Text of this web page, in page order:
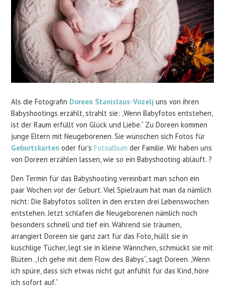
Als die Fotografin Doreen Stanislaus-Vozelj uns von ihren
Babyshootings erzählt, strahlt sie: „Wenn Babyfotos entstehen,
ist der Raum erfüllt von Glück und Liebe.“ Zu Doreen kommen
junge Eltern mit Neugeborenen. Sie wünschen sich Fotos für
Geburtskarten oder für’sFotoalbum der Familie. Wir haben uns
von Doreen erzählen lassen, wie so ein Babyshooting abläuft. ?
Den Termin für das Babyshooting vereinbart man schon ein
paar Wochen vor der Geburt. Viel Spielraum hat man da nämlich
nicht: Die Babyfotos sollten in den ersten drei Lebenswochen
entstehen. Jetzt schlafen die Neugeborenen nämlich noch
besonders schnell und tief ein. Während sie träumen,
arrangiert Doreen sie ganz zart für das Foto, hüllt sie in
kuschlige Tücher, legt sie in kleine Wännchen, schmückt sie mit
Blüten. „Ich gehe mit dem Flow des Babys“, sagt Doreen. „Wenn
ich spüre, dass sich etwas nicht gut anfühlt für das Kind, höre
ich sofort auf.“